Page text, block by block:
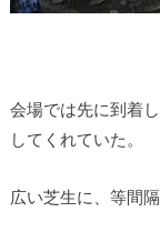
会場では先に到着
してくれていた。
広い芝生に、等間